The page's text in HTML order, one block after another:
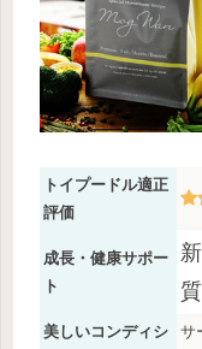
トイプードル適正
評価
成長・健康サポー
ト
美しいコンディシ
サ